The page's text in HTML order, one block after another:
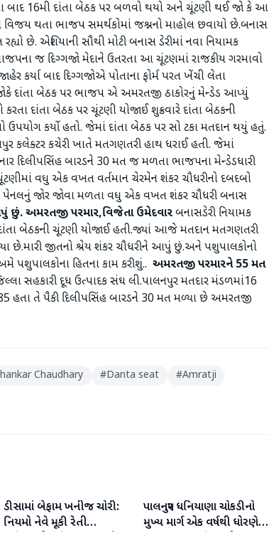
બાદ 16મી દાંતા બેઠક પર બળવો થયો અને ચૂંટણી થઈ જો કે આ
વિજય થતા ભાજપ સમર્થકોમાં જશ્નનો માહોલ છવાયો છે.બનાસ
છે. એશિયાની સૌથી મોટી બનાસ ડેરીમાં નવા નિયામક
જ દિગ્ગજો મેદાને ઉતરતા આ ચૂંટણમાં રાજકીય ગરમાવો
કર્યા બાદ દિગ્ગજોએ પોતાના ફોર્મ પરત ખેંચી લેતા
જોકે દાંતા બેઠક પર ભાજપ એ અમરતજી ઠાકોરનું મેન્ડેડ આપ્યું
દાંતા બેઠક પર ચૂંટણી યોજાઈ શુક્રવારે દાંતા બેઠકની
કર્યો હતો. જેમાં દાંતા બેઠક પર સો ટકા મતદાન થયું હતું.
કલેક્ટર કચેરી ખાતે મતગણતરી હાથ ધરાઈ હતી. જેમાં
દિલીપસિંહ બારડને 30 મત જ મળતા ભાજપના મેન્ડેડધારી
વધુ એક વખત વર્તમાન ચેરમેન શંકર ચૌધરીનો દબદબો
પેનલનું જોર જોવા મળતા વધુ એક વખત શંકર ચૌધરી બનાસ
છું. અમરતજી પરમાર,વિજેતા ઉમેદવારબનાસડેરી નિયામક
બેઠકની ચૂંટણી યોજાઈ હતી.જ્યાં આજે મતદાન મતગણતરી
છે.મારી જીતનો શ્રેય શંકર ચૌધરીને આપું છું.અને પશુપાલકોનો
હિતના કામ કરીશું.. અમરતજી પરમારને 55 મત
સહકારી દૂધ ઉત્પાદક સંઘ લી.પાલનપુર મતદાર મંડળમાં16
હતા તે પૈકી દિલીપસિંહ બારડને 30 મત મળ્યા છે અમરતજી
Chaudhary #Danta seat #Amratji
બનાસકાંઠા
ડીસામાં બેફામ ખનીજ ચોરી:
નિયમો નેવે મૂકી રેતી
બનાસકાંઠા
પાલનપુર ધનિયાણા ચોકડીનો
મુખ્ય માર્ગ એક વર્ષથી ધોરણે: